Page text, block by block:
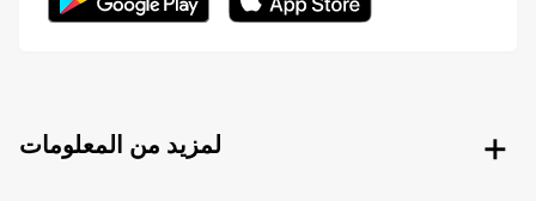
لمزيد من المعلومات